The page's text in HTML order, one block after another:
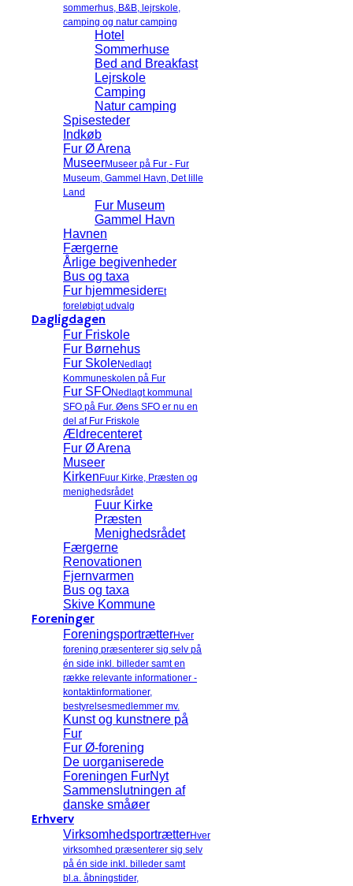
sommerhus, B&B, lejrskole,
camping og natur camping
Hotel
Sommerhuse
Bed and Breakfast
Lejrskole
Camping
Natur camping
Spisesteder
Indkøb
Fur Ø Arena
MuseerMuseer på Fur - Fur
Museum, Gammel Havn, Det lille
Land
Fur Museum
Gammel Havn
Havnen
Færgerne
Årlige begivenheder
Bus og taxa
Fur hjemmesiderEt
foreløbigt udvalg
Dagligdagen
Fur Friskole
Fur Børnehus
Fur SkoleNedlagt
Kommuneskolen på Fur
Fur SFONedlagt kommunal
SFO på Fur. Øens SFO er nu en
del af Fur Friskole
Ældrecenteret
Fur Ø Arena
Museer
Kirken Fuur Kirke, Præsten og
menighedsrådet
Fuur Kirke
Præsten
Menighedsrådet
Færgerne
Renovationen
Fjernvarmen
Bus og taxa
Skive Kommune
Foreninger
ForeningsportrætterHver
forening præsenterer sig selv på
én side inkl. billeder samt en
række relevante informationer -
kontaktinformationer,
bestyrelsesmedlemmer mv.
Kunst og kunstnere på
Fur
Fur Ø-forening
De uorganiserede
Foreningen FurNyt
Sammenslutningen af
danske småøer
Erhverv
VirksomhedsportrætterHver
virksomhed præsenterer sig selv
på én side inkl. billeder samt
bl.a. åbningstider,